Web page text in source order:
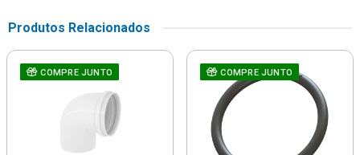
Produtos Relacionados
COMPRE JUNTO COMPRE JUNTO